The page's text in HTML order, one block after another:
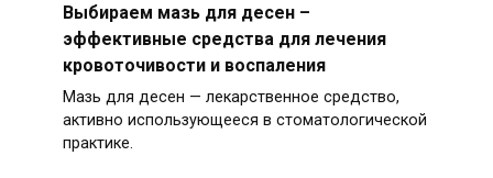
Выбираем мазь для десен –
эффективные средства для лечения
кровоточивости и воспаления
Мазь для десен — лекарственное средство,
активно использующееся в стоматологической
практике.